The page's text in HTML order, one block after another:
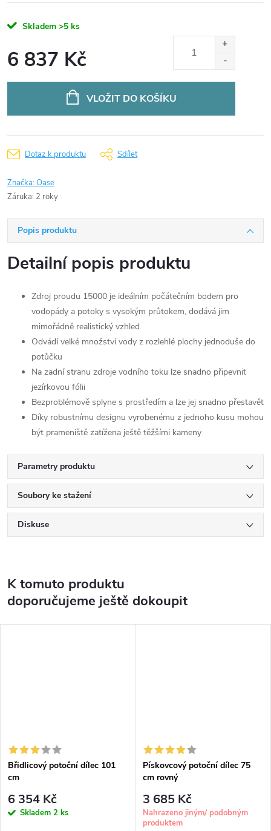
Skladem >5 ks
6 837 Kč
VLOŽIT DO KOŠÍKU
Dotaz k produktu Sdílet
Značka:Oase
Záruka: 2 roky
Popis produktu
Detailní popis produktu
Zdroj proudu 15000 je ideálním počátečním bodem pro
vodopády a potoky s vysokým průtokem, dodává jim
mimořádně realistický vzhled
Odvádí velké množství vody z rozlehlé plochy jednoduše do
potůčku
Na zadní stranu zdroje vodního toku lze snadno připevnit
jezírkovou fólii
Bezproblémově splyne s prostředím a lze jej snadno přestavět
Díky robustnímu designu vyrobenému z jednoho kusu mohou
být prameniště zatížena ještě těžšími kameny
Parametry produktu
Soubory ke stažení
Diskuse
K tomuto produktu
doporučujeme ještě dokoupit
Břidlicový potoční dílec 101
cm
6 354 Kč
Skladem 2 ks
Pískovcový potoční dílec 75
cm rovný
3 685 Kč
Nahrazeno jiným/ podobným
produktem